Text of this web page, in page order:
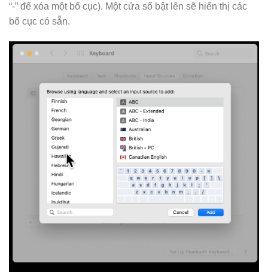
“-” để xóa một bố cục). Một cửa sổ bật lên sẽ hiển thị các
bố cục có sẵn.